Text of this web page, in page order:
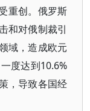
重创。俄罗斯
和对俄制裁引
域，造成欧元
度达到10.6%
，导致各国经